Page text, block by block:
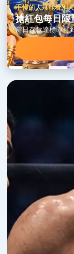
手慢的人只能看別
搶紅包每日限
當日存款達標即可